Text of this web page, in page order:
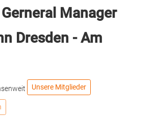
Manager
Dresden - Am
Unsere Mitglieder